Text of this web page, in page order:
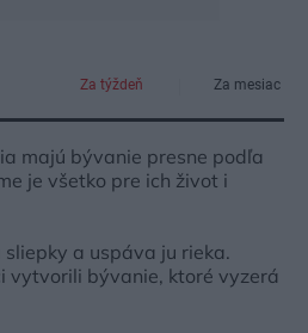
Za týždeň Za mesiac
majú bývanie presne podľa
je všetko pre ich život i
a uspáva ju rieka.
vytvorili bývanie, ktoré vyzerá